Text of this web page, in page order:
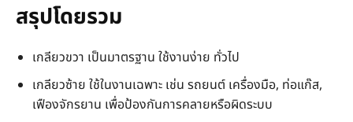
สรุปโดยรวม
เกลียวขวา เป็นมาตรฐาน ใช้งานง่าย ทั่วไป
เกลียวซ้าย ใช้ในงานเฉพาะ เช่น รถยนต์ เครื่องมือ, ท่อแก๊ส,
เฟืองจักรยาน เพื่อป้องกันการคลายหรือผิดระบบ